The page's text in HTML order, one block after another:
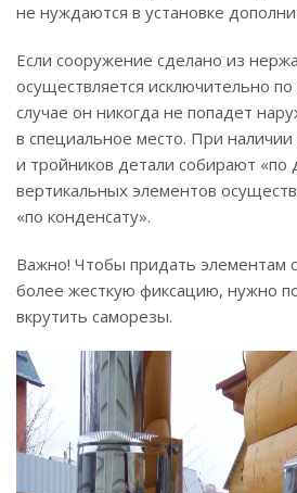
не нуждаются в установке
Если сооружение сделано из
осуществляется исключительно
случае он никогда не попадет
в специальное место. При
и тройников детали собирают «по
вертикальных элементов
«по конденсату».
Важно! Чтобы придать элементам
более жесткую фиксацию, нужно
вкрутить саморезы.